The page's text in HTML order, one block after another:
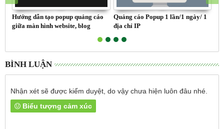
Hướng dẫn tạo popup quảng cáo
giữa màn hình website, blog
Quảng cáo Popup 1 lần/1 ngày/ 1
địa chỉ IP
BÌNH LUẬN
Nhận xét sẽ được kiểm duyệt, do vậy chưa hiện luôn đâu nhé.
Biểu tượng cảm xúc